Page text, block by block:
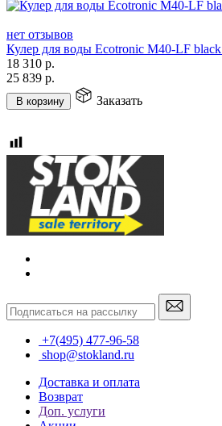
нет отзывов
Кулер для воды Ecotronic M40-LF
18 310 р.
25 839 р.
В корзину Заказать
+7(495) 477-96-58
shop@stokland.ru
Доставка и оплата
Возврат
Доп. услуги